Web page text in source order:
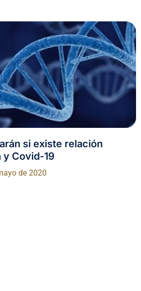
si existe relación
Covid-19
de 2020